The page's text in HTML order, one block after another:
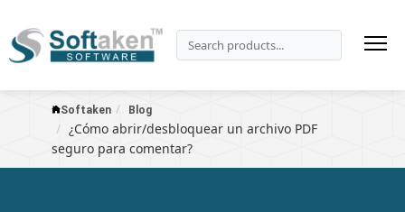
Softaken Blog
¿Cómo abrir/desbloquear un archivo PDF
seguro para comentar?